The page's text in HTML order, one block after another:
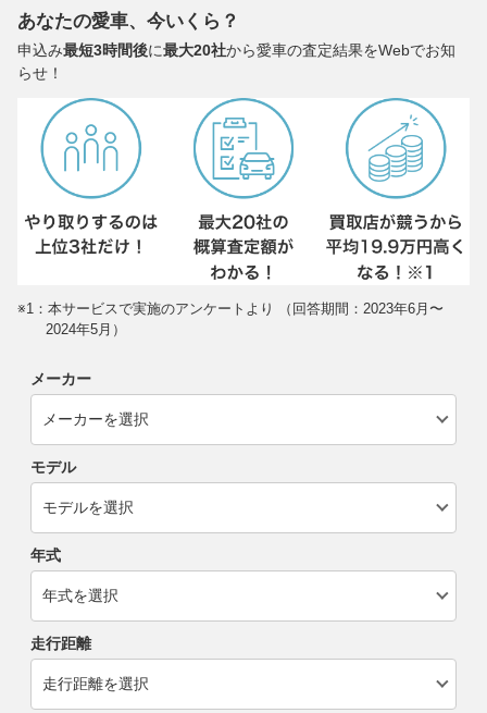
あなたの愛車、今いくら？
申込み最短3時間後に最大20社から愛車の査定結果をWebでお知
らせ！
※1：本サービスで実施のアンケートより （回答期間：2023年6月〜
2024年5月）
メーカー
モデル
年式
走行距離